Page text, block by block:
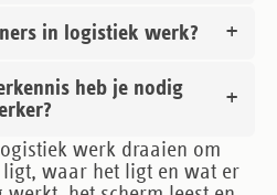
in logistiek werk?
heb je nodig
werk draaien om
waar het ligt en wat er